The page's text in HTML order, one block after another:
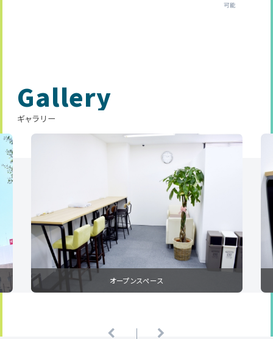
可能
Gallery
ギャラリー
オープンスペース